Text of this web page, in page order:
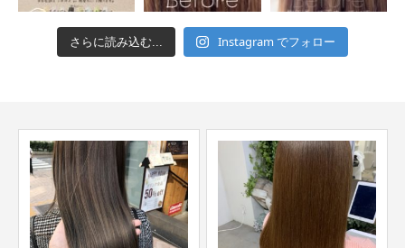
さらに読み込む... Instagram でフォロー